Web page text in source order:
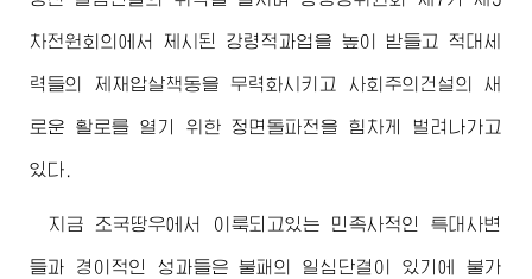
차전원회의에서 제시된 강령적과업을 높이 받들고 적대세
력들의 제재압살책동을 무력화시키고 사회주의건설의 새
로운 활로를 열기 위한 정면돌파전을 힘차게 벌려나가고
있다.
지금 조국땅우에서 이룩되고있는 민족사적인 특대사변
들과 경이적인 성과들은 불패의 일심단결이 있기에 불가